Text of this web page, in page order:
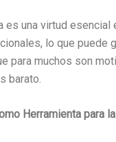
es una virtud
lo que puede
para muchos son
barato.
Herramienta para